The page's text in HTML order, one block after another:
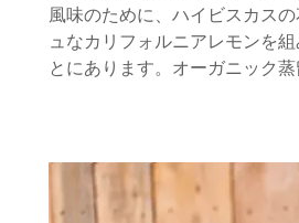
風味のために、ハイビスカス
ュなカリフォルニアレモンを
とにあります。オーガニック蒸